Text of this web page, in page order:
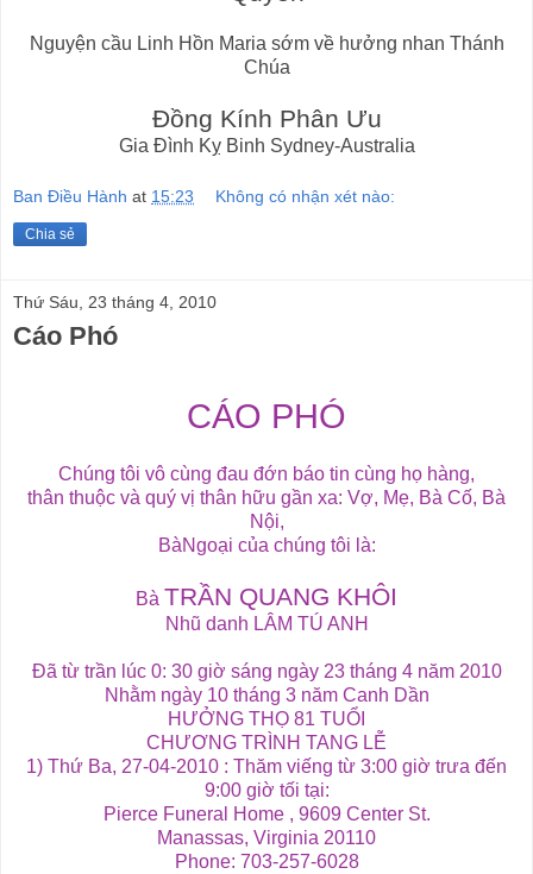
Nguyện cầu Linh Hồn Maria sớm về hưởng nhan Thánh
Chúa
Đồng Kính Phân Ưu
Gia Đình Kỵ Binh Sydney-Australia
Ban Điều Hành at 15:23 Không có nhận xét nào:
Chia sẻ
Thứ Sáu, 23 tháng 4, 2010
Cáo Phó
CÁO PHÓ
Chúng tôi vô cùng đau đớn báo tin cùng họ hàng,
thân thuộc và quý vị thân hữu gần xa: Vợ, Mẹ, Bà Cố, Bà
Nội,
BàNgoại của chúng tôi là:
Bà TRẦN QUANG KHÔI
Nhũ danh LÂM TÚ ANH
Đã từ trần lúc 0: 30 giờ sáng ngày 23 tháng 4 năm 2010
Nhằm ngày 10 tháng 3 năm Canh Dần
HƯỞNG THỌ 81 TUỔI
CHƯƠNG TRÌNH TANG LỄ
1) Thứ Ba, 27-04-2010 : Thăm viếng từ 3:00 giờ trưa đến
9:00 giờ tối tại:
Pierce Funeral Home , 9609 Center St.
Manassas, Virginia 20110
Phone: 703-257-6028